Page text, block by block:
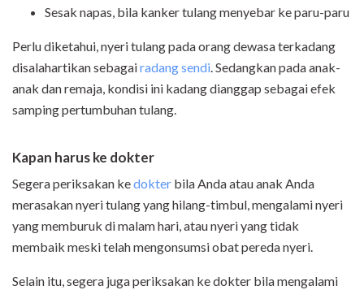
Sesak napas, bila kanker tulang menyebar ke paru-paru
Perlu diketahui, nyeri tulang pada orang dewasa terkadang
disalahartikan sebagairadang sendi. Sedangkan pada anak-
anak dan remaja, kondisi ini kadang dianggap sebagai efek
samping pertumbuhan tulang.
Kapan harus ke dokter
Segera periksakan kedokter bila Anda atau anak Anda
merasakan nyeri tulang yang hilang-timbul, mengalami nyeri
yang memburuk di malam hari, atau nyeri yang tidak
membaik meski telah mengonsumsi obat pereda nyeri.
Selain itu, segera juga periksakan ke dokter bila mengalami